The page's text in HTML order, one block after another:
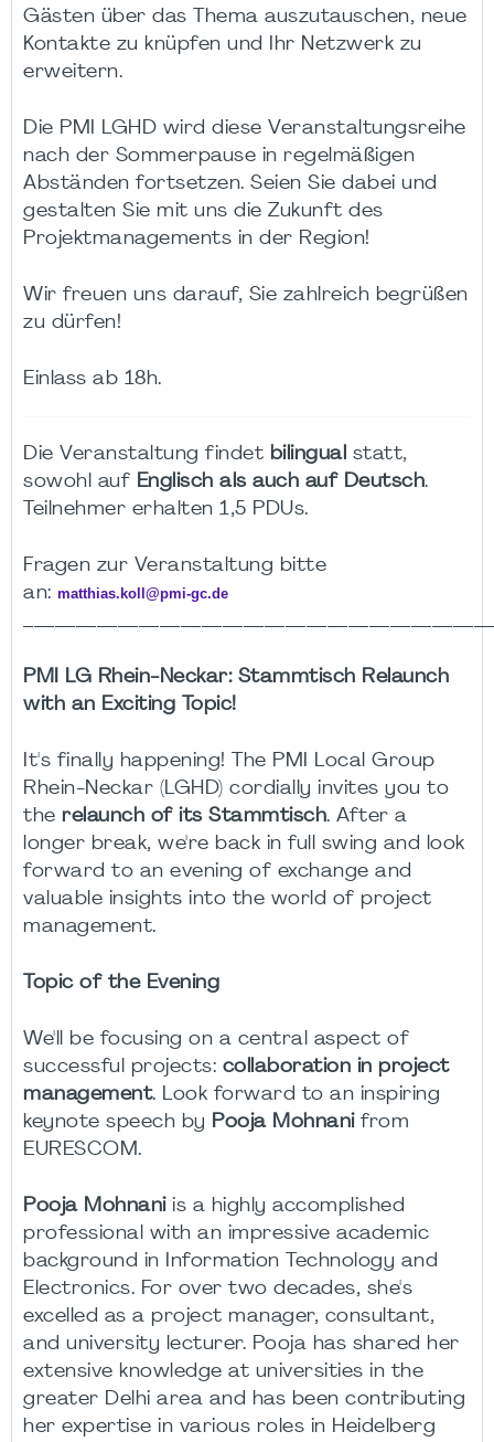
Gästen über das Thema auszutauschen, neue
Kontakte zu knüpfen und Ihr Netzwerk zu
erweitern.
Die PMI LGHD wird diese Veranstaltungsreihe
nach der Sommerpause in regelmäßigen
Abständen fortsetzen. Seien Sie dabei und
gestalten Sie mit uns die Zukunft des
Projektmanagements in der Region!
Wir freuen uns darauf, Sie zahlreich begrüßen
zu dürfen!
Einlass ab 18h.
Die Veranstaltung findet bilingual statt,
sowohl auf Englisch als auch auf Deutsch.
Teilnehmer erhalten 1,5 PDUs.
Fragen zur Veranstaltung bitte
an: matthias.koll@pmi-gc.de
PMI LG Rhein-Neckar: Stammtisch Relaunch
with an Exciting Topic!
It's finally happening! The PMI Local Group
Rhein-Neckar (LGHD) cordially invites you to
the relaunch of its Stammtisch. After a
longer break, we're back in full swing and look
forward to an evening of exchange and
valuable insights into the world of project
management.
Topic of the Evening
We'll be focusing on a central aspect of
successful projects: collaboration in project
management. Look forward to an inspiring
keynote speech by Pooja Mohnani from
EURESCOM.
Pooja Mohnani is a highly accomplished
professional with an impressive academic
background in Information Technology and
Electronics. For over two decades, she's
excelled as a project manager, consultant,
and university lecturer. Pooja has shared her
extensive knowledge at universities in the
greater Delhi area and has been contributing
her expertise in various roles in Heidelberg